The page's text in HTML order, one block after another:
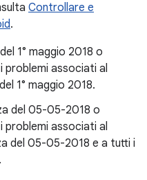
Controllare e
.
1° maggio 2018 o
problemi associati al
1° maggio 2018.
del 05-05-2018 o
problemi associati al
del 05-05-2018 e a tutti i